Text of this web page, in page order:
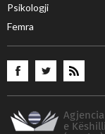
Psikologji
Femra
e